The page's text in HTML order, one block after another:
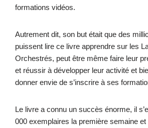
formations vidéos.
Autrement dit, son but était que des
puissent lire ce livre apprendre sur les
Orchestrés, peut être même faire leur
et réussir à développer leur activité et
donner envie de s’inscrire à ses
Le livre a connu un succès énorme, il
000 exemplaires la première semaine